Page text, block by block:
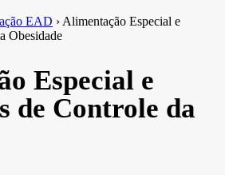
EAD › Alimentação Especial e
Obesidade
Especial e
de Controle da